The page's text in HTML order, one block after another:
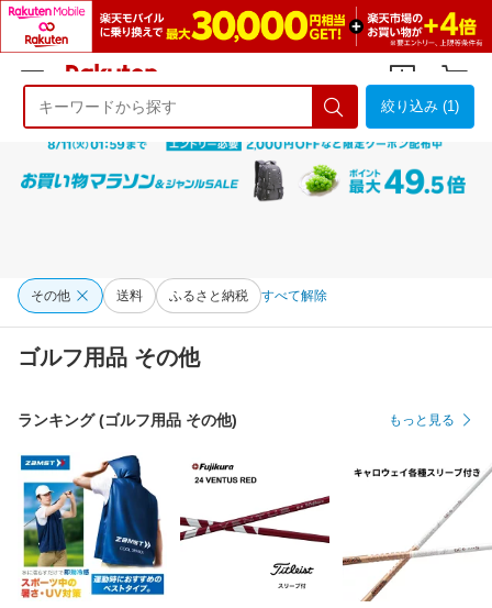
ようこそ 楽天市場へ ログイン
絞り込み (1)
その他 送料 ふるさと納税 すべて解除
ゴルフ用品 その他
ランキング (ゴルフ用品 その他) もっと見る